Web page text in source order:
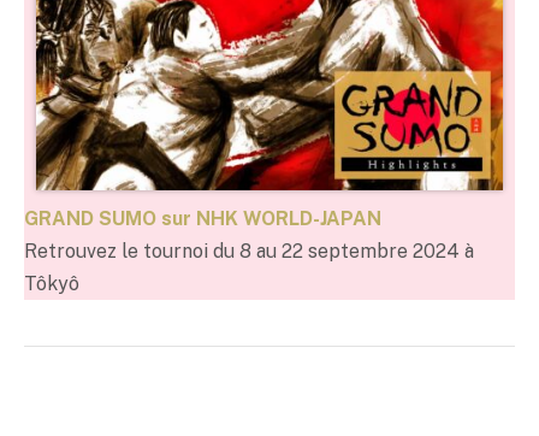
GRAND SUMO sur NHK WORLD-JAPAN
Retrouvez le tournoi du 8 au 22 septembre 2024 à
Tôkyô